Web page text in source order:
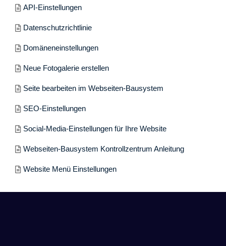
API-Einstellungen
Datenschutzrichtlinie
Domäneneinstellungen
Neue Fotogalerie erstellen
Seite bearbeiten im Webseiten-Bausystem
SEO-Einstellungen
Social-Media-Einstellungen für Ihre Website
Webseiten-Bausystem Kontrollzentrum Anleitung
Website Menü Einstellungen